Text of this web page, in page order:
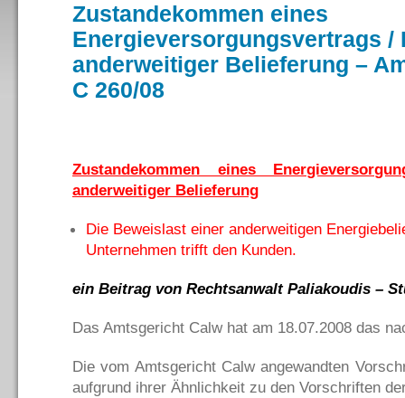
Zustandekommen eines
Energieversorgungsvertrags /
anderweitiger Belieferung –
C 260/08
Zustandekommen eines
anderweitiger Belieferung
Die Beweislast einer anderweitigen
Unternehmen trifft den Kunden.
ein Beitrag von Rechtsanwalt Paliakoudis –
Das Amtsgericht Calw hat am 18.07.2008 das
Die vom Amtsgericht Calw angewandten
aufgrund ihrer Ähnlichkeit zu den Vorschriften